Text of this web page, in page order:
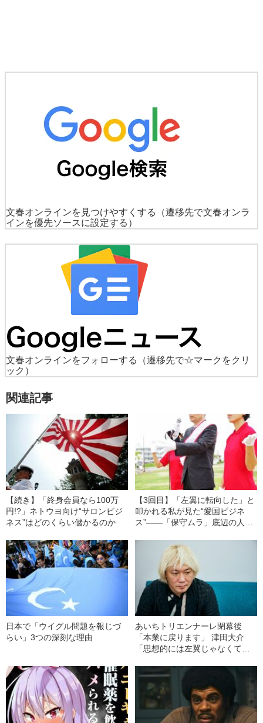
文春オンラインを見つけやすくする
（遷移先で文春オンラ
インを優先ソースに設定する）
文春オンラインをフォローする
（遷移先で☆マークをクリ
ック）
関連記事
【続き】「終身会員なら100万
円!?」ネトウヨ向け“サロンビジ
ネス”はどのくらい儲かるのか
【3回目】「左翼に転向した」と
叩かれる私が見た“愛国ビジネ
ス”――「保守ムラ」底辺の人び
日本で「ウイグル問題を報じづ
らい」3つの深刻な理由
あいちトリエンナーレ閉幕後
「本業に戻ります」 津田大介
「思想的には左翼じゃなくてリ